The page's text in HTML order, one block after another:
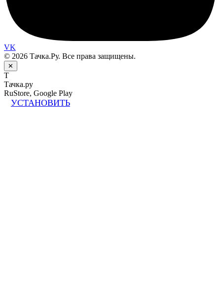
VK
© 2026 Тачка.Ру. Все права защищены.
✕
Т
Тачка.ру
RuStore, Google Play
УСТАНОВИТЬ